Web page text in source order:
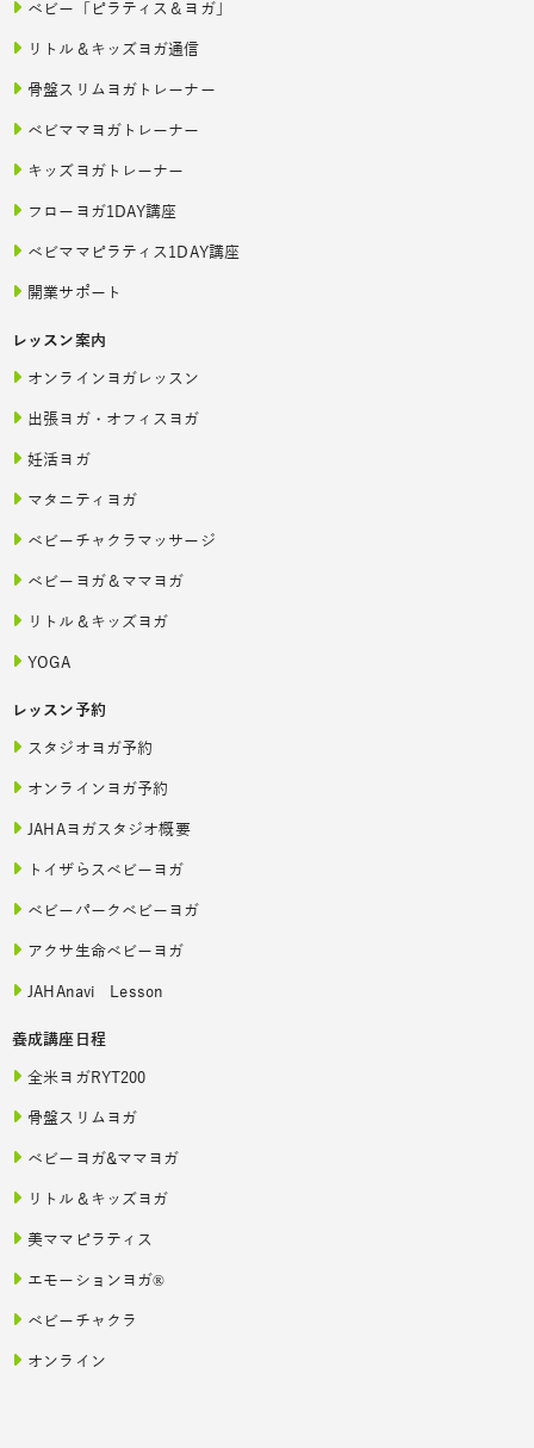
ベビー「ピラティス＆ヨガ」
リトル＆キッズヨガ通信
骨盤スリムヨガトレーナー
ベビママヨガトレーナー
キッズヨガトレーナー
フローヨガ1DAY講座
ベビママピラティス1DAY講座
開業サポート
レッスン案内
オンラインヨガレッスン
出張ヨガ・オフィスヨガ
妊活ヨガ
マタニティヨガ
ベビーチャクラマッサージ
ベビーヨガ＆ママヨガ
リトル＆キッズヨガ
YOGA
レッスン予約
スタジオヨガ予約
オンラインヨガ予約
JAHAヨガスタジオ概要
トイザらスベビーヨガ
ベビーパークベビーヨガ
アクサ生命ベビーヨガ
JAHAnavi Lesson
養成講座日程
全米ヨガRYT200
骨盤スリムヨガ
ベビーヨガ&ママヨガ
リトル＆キッズヨガ
美ママピラティス
エモーションヨガ®
ベビーチャクラ
オンライン